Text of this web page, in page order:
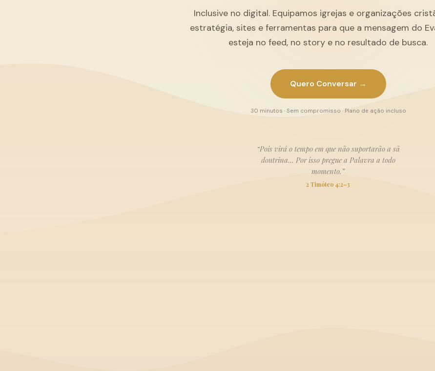
Inclusive no digital. Equipamos igrejas e organizações
estratégia, sites e ferramentas para que a mensagem do
esteja no feed, no story e no resultado de busca.
Quero Conversar →
30 minutos · Sem compromisso · Plano de ação incluso
“Pois virá o tempo em que não suportarão a sã
doutrina… Por isso pregue a Palavra a todo
momento.”
2 Timóteo 4:2–3